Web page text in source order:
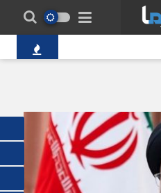
پل‌های شکسته